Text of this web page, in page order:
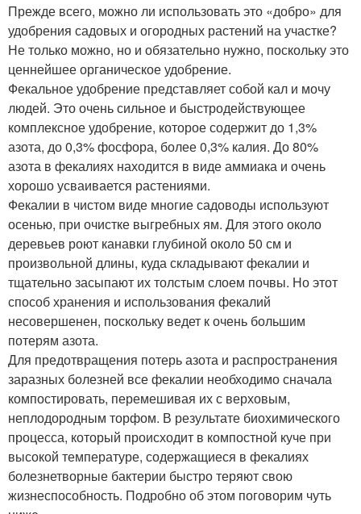
Прежде всего, можно ли использовать это «добро» для
удобрения садовых и огородных растений на участке?
Не только можно, но и обязательно нужно, поскольку это
ценнейшее органическое удобрение.
Фекальное удобрение представляет собой кал и мочу
людей. Это очень сильное и быстродействующее
комплексное удобрение, которое содержит до 1,3%
азота, до 0,3% фосфора, более 0,3% калия. До 80%
азота в фекалиях находится в виде аммиака и очень
хорошо усваивается растениями.
Фекалии в чистом виде многие садоводы используют
осенью, при очистке выгребных ям. Для этого около
деревьев роют канавки глубиной около 50 см и
произвольной длины, куда складывают фекалии и
тщательно засыпают их толстым слоем почвы. Но этот
способ хранения и использования фекалий
несовершенен, поскольку ведет к очень большим
потерям азота.
Для предотвращения потерь азота и распространения
заразных болезней все фекалии необходимо сначала
компостировать, перемешивая их с верховым,
неплодородным торфом. В результате биохимического
процесса, который происходит в компостной куче при
высокой температуре, содержащиеся в фекалиях
болезнетворные бактерии быстро теряют свою
жизнеспособность. Подробно об этом поговорим чуть